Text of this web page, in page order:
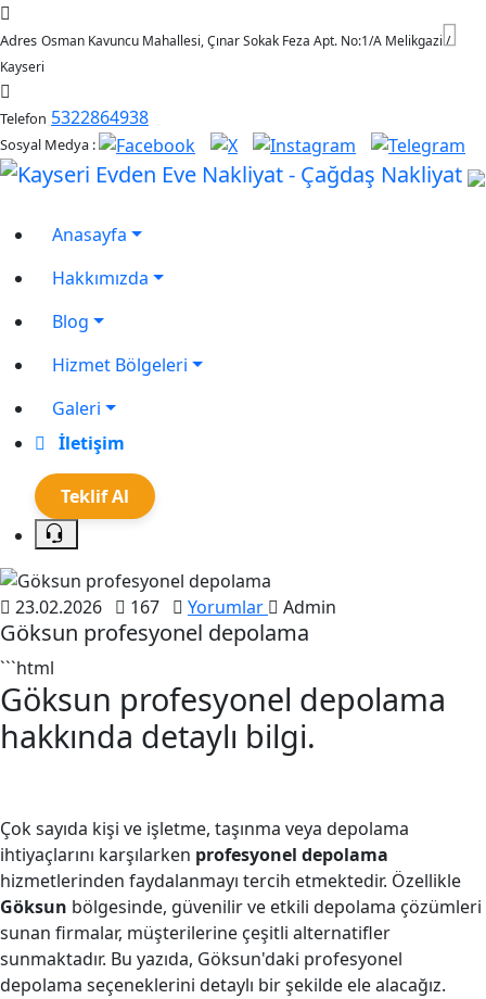
Adres Osman Kavuncu Mahallesi, Çınar Sokak Feza Apt. No:1/A Melikgazi /
Kayseri
Telefon 5322864938
Sosyal Medya :
Anasayfa
Hakkımızda
Blog
Hizmet Bölgeleri
Galeri
İletişim
Teklif Al
23.02.2026 167 Yorumlar Admin
Göksun profesyonel depolama
```html
Göksun profesyonel depolama
hakkında detaylı bilgi.
Çok sayıda kişi ve işletme, taşınma veya depolama
ihtiyaçlarını karşılarken profesyonel depolama
hizmetlerinden faydalanmayı tercih etmektedir. Özellikle
Göksun bölgesinde, güvenilir ve etkili depolama çözümleri
sunan firmalar, müşterilerine çeşitli alternatifler
sunmaktadır. Bu yazıda, Göksun'daki profesyonel
depolama seçeneklerini detaylı bir şekilde ele alacağız.